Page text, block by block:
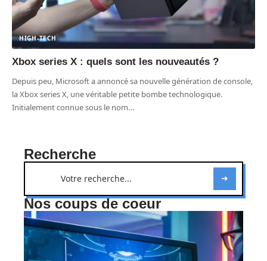
HIGH-TECH
Xbox series X : quels sont les nouveautés ?
Depuis peu, Microsoft a annoncé sa nouvelle génération de console,
la Xbox series X, une véritable petite bombe technologique.
Initialement connue sous le nom…
Recherche
Nos coups de coeur